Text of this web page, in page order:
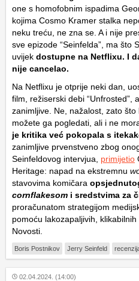
one s homofobnim ispadima
kojima Cosmo Kramer stalka
neku treću, ne zna se. A i nije
sve epizode “Seinfelda”, ma što
uvijek dostupne na Netflixu. I
nije cancelao.
Na Netflixu je otprije neki dan,
film, režiserski debi “Unfrosted”,
zanimljive. Ne, nažalost, zato
možete ga pogledati, ali i ne
je kritika već pokopala s
zanimljive prvenstveno zbog
Seinfeldovog intervjua, primijetio
Heritage: napad na ekstremnu
stavovima komičara
cornflakesom i sredstvima za
proračunatom strategijom
pomoću lakozapaljivih, klikabilnih
Novosti.
Boris Postnikov Jerry Seinfeld
02.04.2024. (14:00)